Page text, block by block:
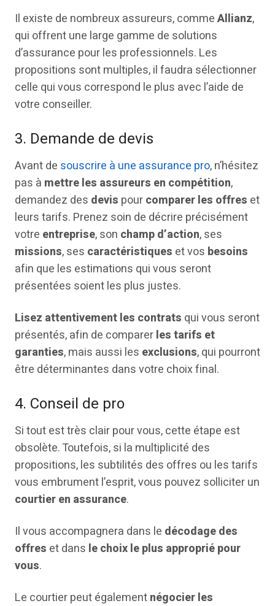
Il existe de nombreux assureurs, commeAllianz,
qui offrent une large gamme de solutions
d’assurance pour les professionnels. Les
propositions sont multiples, il faudra sélectionner
celle qui vous correspond le plus avec l’aide de
votre conseiller.
3. Demande de devis
Avant de souscrire à une assurance pro, n’hésitez
pas à mettre les assureurs en compétition,
demandez des devis pourcomparer les offres et
leurs tarifs. Prenez soin de décrire précisément
votre entreprise, son champ d’action, ses
missions, ses caractéristiques et vos besoins
afin que les estimations qui vous seront
présentées soient les plus justes.
Lisez attentivement les contrats qui vous seront
présentés, afin de comparerles tarifs et
garanties, mais aussi les exclusions, qui pourront
être déterminantes dans votre choix final.
4. Conseil de pro
Si tout est très clair pour vous, cette étape est
obsolète. Toutefois, si la multiplicité des
propositions, les subtilités des offres ou les tarifs
vous embrument l’esprit, vous pouvez solliciter un
courtier en assurance.
Il vous accompagnera dans le décodage des
offres et dans le choix le plus approprié pour
vous.
Le courtier peut égalementnégocier les